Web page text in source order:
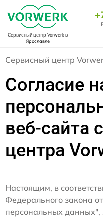
Сервисный центр Vorwerkв
Ярославле
Сервисный центр
Согласие
веб-сайта
центра
Настоящим, в
Федерального закона
персональных